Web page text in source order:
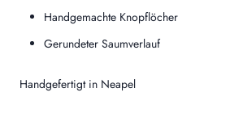
Handgemachte Knopflöcher
Gerundeter Saumverlauf
Handgefertigt in Neapel